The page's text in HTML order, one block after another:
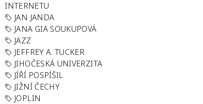
INTERNETU
JAN JANDA
JANA GIA SOUKUPOVÁ
JAZZ
JEFFREY A. TUCKER
JIHOČESKÁ UNIVERZITA
JÍŘÍ POSPÍŠIL
JIŽNÍ ČECHY
JOPLIN